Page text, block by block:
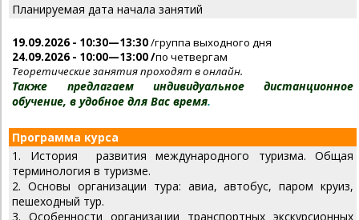
Планируемая дата начала занятий
19.09.2026 - 10:30—13:30/группа выходного дня
24.09.2026 - 10:00—13:00 /по четвергам
Теоретические занятия проходят в онлайн.
Также предлагаем индивидуальное дистанционное
обучение, в удобное для Вас время.
Программа курса
1. История развития международного туризма. Общая
терминология в туризме.
2. Основы организации тура: авиа, автобус, паром круиз,
пешеходный тур.
3. Особенности организации транспортных экскурсионных